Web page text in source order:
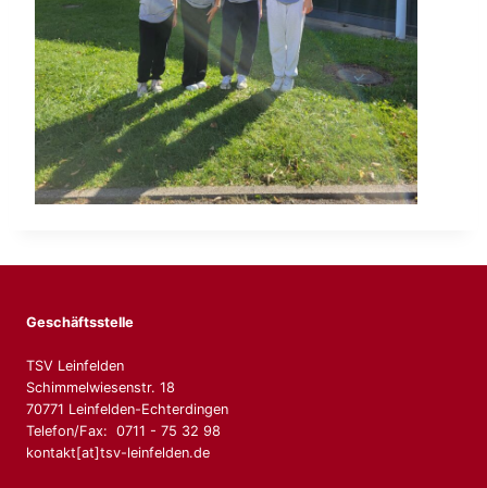
Geschäftsstelle
TSV Leinfelden
Schimmelwiesenstr. 18
70771 Leinfelden-Echterdingen
Telefon/Fax: 0711 - 75 32 98
kontakt[at]tsv-leinfelden.de